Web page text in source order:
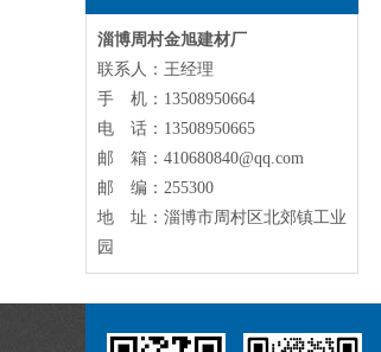
淄博周村金旭建材厂
联系人：王经理
手 机：13508950664
电 话：13508950665
邮 箱：410680840@qq.com
邮 编：255300
地 址：淄博市周村区北郊镇工业
园